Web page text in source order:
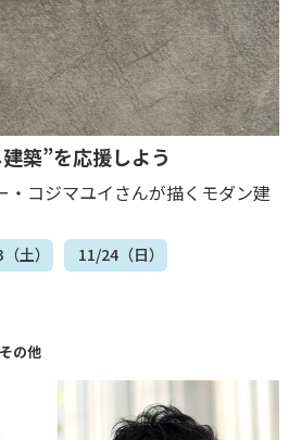
築”を応援しよう
・コジマユイさんが描くモダン建
土） 11/24（日）
その他